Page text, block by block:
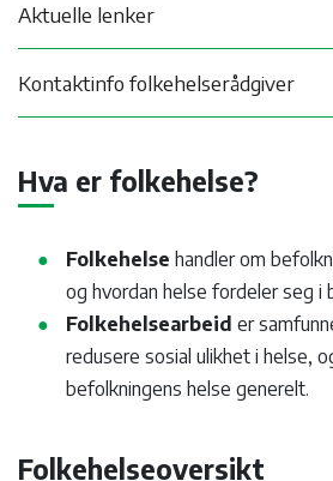
Aktuelle lenker
Kontaktinfo folkehelserådgiver
Hva er folkehelse?
Folkehelse handler om
og hvordan helse fordeler seg i
Folkehelsearbeid er
redusere sosial ulikhet i helse,
befolkningens helse generelt.
Folkehelseoversikt